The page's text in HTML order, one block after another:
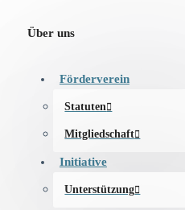
Über uns
Förderverein
Statuten
Mitgliedschaft
Initiative
Unterstützung